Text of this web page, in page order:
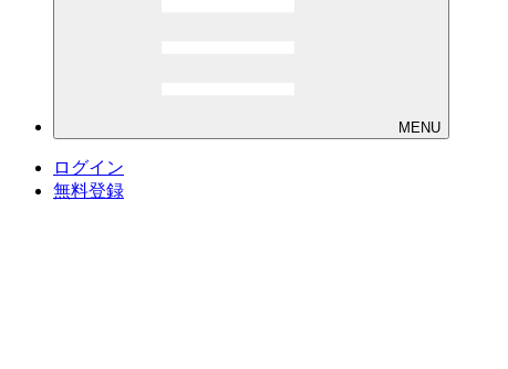
MENU
ログイン
無料登録